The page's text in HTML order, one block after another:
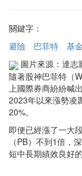
關鍵字：
避險
巴菲特 基金
圖片來源：達志
隨著股神巴菲特（
上國際券商紛紛喊
2023年以來漲勢凌
20%。
即便已經漲了一大
（PB）不到1倍，
短中長期績效良好